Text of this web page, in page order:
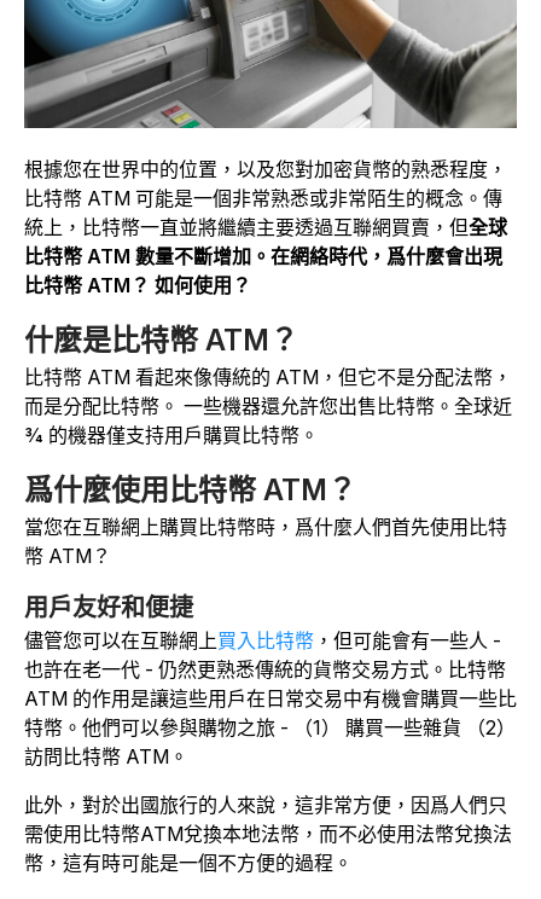
根據您在世界中的位置，以及您對加密貨幣的熟悉程度，
比特幣 ATM 可能是一個非常熟悉或非常陌生的概念。傳
統上，比特幣一直並將繼續主要透過互聯網買賣，但全球
比特幣 ATM 數量不斷增加。在網絡時代，爲什麼會出現
比特幣 ATM？ 如何使用？
什麼是比特幣 ATM？
比特幣 ATM 看起來像傳統的 ATM，但它不是分配法幣，
而是分配比特幣。 一些機器還允許您出售比特幣。全球近
3⁄4 的機器僅支持用戶購買比特幣。
爲什麼使用比特幣 ATM？
當您在互聯網上購買比特幣時，爲什麼人們首先使用比特
幣 ATM？
用戶友好和便捷
儘管您可以在互聯網上買入比特幣 ，但可能會有一些人 -
也許在老一代 - 仍然更熟悉傳統的貨幣交易方式。比特幣
ATM 的作用是讓這些用戶在日常交易中有機會購買一些比
特幣。他們可以參與購物之旅 - （1） 購買一些雜貨 （2）
訪問比特幣 ATM。
此外，對於出國旅行的人來說，這非常方便，因爲人們只
需使用比特幣ATM兌換本地法幣，而不必使用法幣兌換法
幣，這有時可能是一個不方便的過程。